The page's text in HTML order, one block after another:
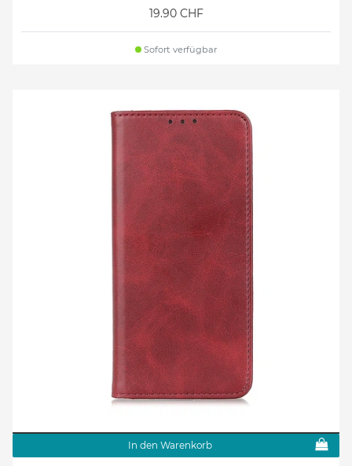
19.90 CHF
Sofort verfügbar
In den Warenkorb